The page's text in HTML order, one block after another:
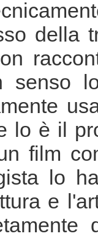
della
senso
lo è il
film
lo
e